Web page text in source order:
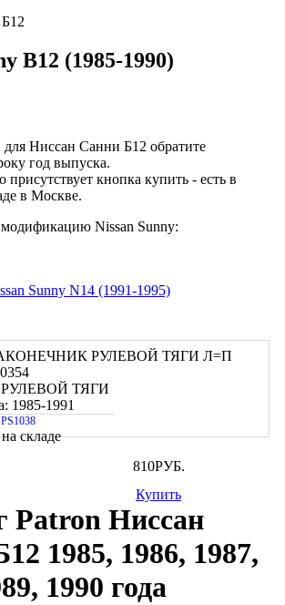
B12 (1985-1990)
Ниссан Санни Б12 обратите
год выпуска.
присутствует кнопка купить - есть в
в Москве.
Nissan Sunny:
Sunny N14 (1991-1995)
ТЯГИ
1985-1991
PS1038
складе
810РУБ.
Купить
Patron Ниссан
1985, 1986, 1987,
1990 года